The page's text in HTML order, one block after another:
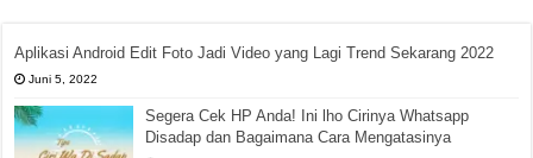
Aplikasi Android Edit Foto Jadi Video yang Lagi Trend Sekarang 2022
Juni 5, 2022
Segera Cek HP Anda! Ini lho Cirinya Whatsapp
Disadap dan Bagaimana Cara Mengatasinya